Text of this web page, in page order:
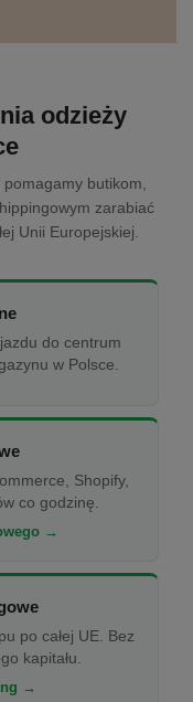
odzieży
butikom,
zarabiać
Unii Europejskiej.
do centrum
w Polsce.
Shopify,
co godzinę.
→
po całej UE. Bez
kapitału.
→